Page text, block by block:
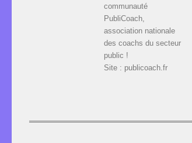
communauté
PubliCoach,
association nationale
des coachs du secteur
public !
Site : publicoach.fr